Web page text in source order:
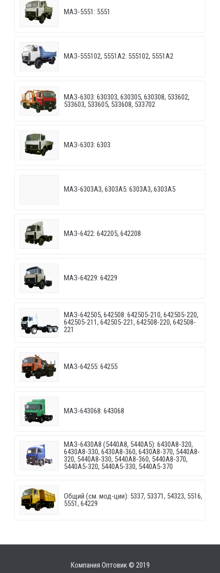
МАЗ-5551: 5551
МАЗ-555102, 5551А2: 555102, 5551А2
МАЗ-6303: 630303, 630305, 630308, 533602,
533603, 533605, 533608, 533702
МАЗ-6303: 6303
МАЗ-6303A3, 6303A5: 6303A3, 6303A5
МАЗ-6422: 642205, 642208
МАЗ-64229: 64229
МАЗ-642505, 642508: 642505-210, 642505-220,
642505-211, 642505-221, 642508-220, 642508-
221
МАЗ-64255: 64255
МАЗ-643068: 643068
МАЗ-6430A8 (5440A8, 5440A5): 6430A8-320,
6430A8-330, 6430A8-360, 6430A8-370, 5440A8-
320, 5440A8-330, 5440A8-360, 5440A8-370,
5440A5-320, 5440A5-330, 5440A5-370
Общий (см. мод-ции): 5337, 53371, 54323, 5516,
5551, 64229
Компания Оптовик © 2019